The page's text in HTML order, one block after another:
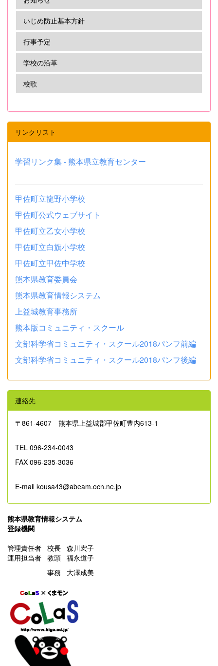
いじめ防止基本方針
行事予定
学校の沿革
校歌
リンクリスト
学習リンク集 - 熊本県立教育センター
甲佐町立龍野小学校
甲佐町公式ウェブサイト
甲佐町立乙女小学校
甲佐町立白旗小学校
甲佐町立甲佐中学校
熊本県教育委員会
熊本県教育情報システム
上益城教育事務所
熊本版コミュニティ・スクール
文部科学省コミュニティ・スクール2018パンフ前編
文部科学省コミュニティ・スクール2018パンフ後編
連絡先
〒861‐4607 熊本県上益城郡甲佐町豊内613-1
TEL 096-234-0043
FAX 096-235-3036
E-mail kousa43@abeam.ocn.ne.jp
熊本県教育情報システム
登録機関
管理責任者 校長 森川宏子
運用担当者 教頭 福永道子
事務 大澤成美